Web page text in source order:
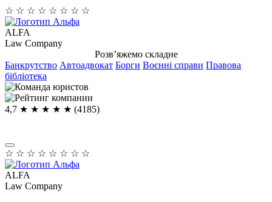
☆ ☆ ☆ ☆ ☆ ☆ ☆ ☆
ALFA
Law Company
Розв’яжемо складне
Банкрутство Автоадвокат Борги Воєнні справи Правова
бібліотека
4,7 ★ ★ ★ ★ ★ (4185)
☆ ☆ ☆ ☆ ☆ ☆ ☆ ☆
ALFA
Law Company